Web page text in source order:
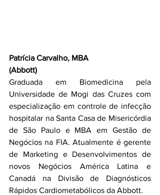
Patrícia Carvalho, MBA
(Abbott)
Graduada em Biomedicina pela
Universidade de Mogi das Cruzes com
especialização em controle de infecção
hospitalar na Santa Casa de Misericórdia
de São Paulo e MBA em Gestão de
Negócios na FIA. Atualmente é gerente
de Marketing e Desenvolvimentos de
novos Negócios América Latina e
Canadá na Divisão de Diagnósticos
Rápidos Cardiometabólicos da Abbott.